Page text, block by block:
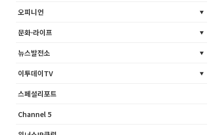
오피니언
문화·라이프
뉴스발전소
이투데이TV
스페셜리포트
Channel 5